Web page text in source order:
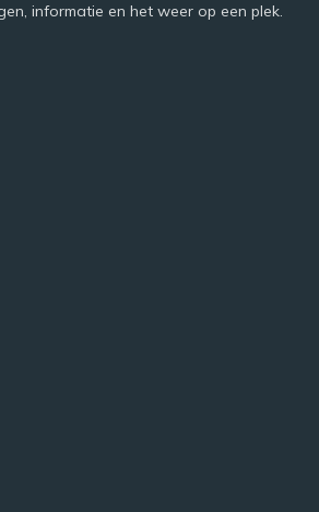
informatie en het weer op een plek.